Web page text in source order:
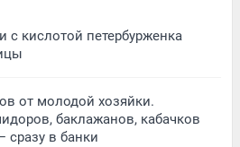
кислотой петербурженка
от молодой хозяйки.
баклажанов, кабачков
сразу в банки